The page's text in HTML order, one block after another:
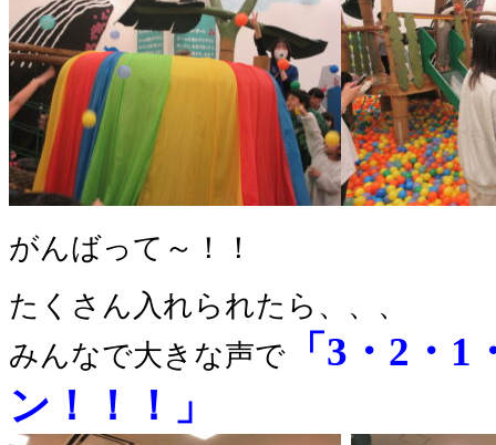
がんばって～！！
たくさん入れられたら、、、
みんなで大きな声で
「3・2・
ン！！！」